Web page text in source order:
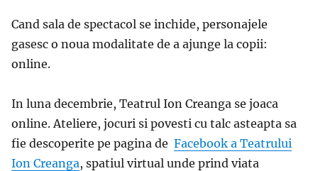
Cand sala de spectacol se inchide, personajele
gasesc o noua modalitate de a ajunge la copii:
online.
In luna decembrie, Teatrul Ion Creanga se joaca
online. Ateliere, jocuri si povesti cu talc asteapta sa
fie descoperite pe pagina de Facebook a Teatrului
Ion Creanga, spatiul virtual unde prind viata